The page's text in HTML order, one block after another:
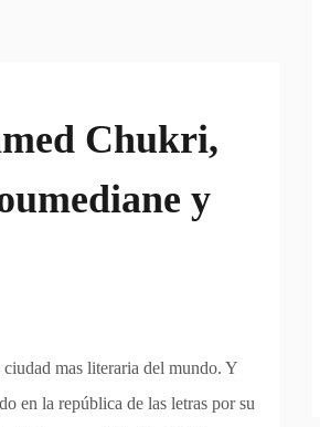
Chukri,
y
mas literaria del mundo. Y
en la república de las letras por su